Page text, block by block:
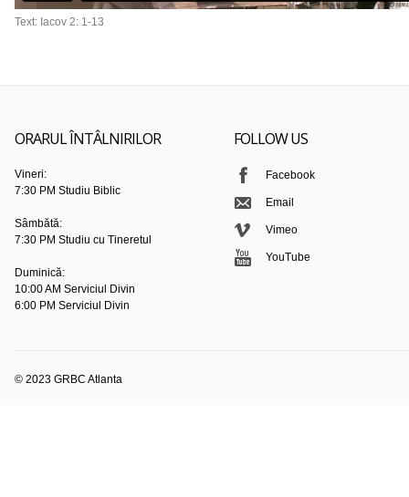
Text: Iacov 2: 1-13
ORARUL ÎNTÂLNIRILOR
Vineri:
7:30 PM Studiu Biblic
Sâmbătă:
7:30 PM Studiu cu Tineretul
Duminică:
10:00 AM Serviciul Divin
6:00 PM Serviciul Divin
FOLLOW US
Facebook
Email
Vimeo
YouTube
© 2023 GRBC Atlanta